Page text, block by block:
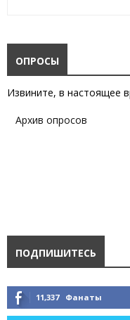
ОПРОСЫ
Извините, в настоящее
Архив опросов
ПОДПИШИТЕСЬ
11,337 Фанаты